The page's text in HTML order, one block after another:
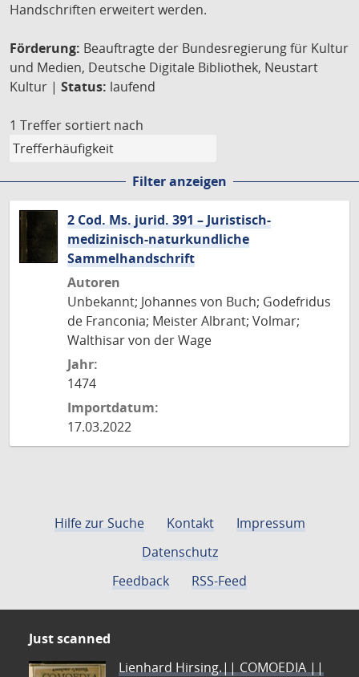
Handschriften erweitert werden.
Förderung: Beauftragte der Bundesregierung für Kultur
und Medien, Deutsche Digitale Bibliothek, Neustart
Kultur | Status: laufend
1 Treffer sortiert nach
Filter anzeigen
2 Cod. Ms. jurid. 391 – Juristisch-
medizinisch-naturkundliche
Sammelhandschrift
Autoren
Unbekannt; Johannes von Buch; Godefridus
de Franconia; Meister Albrant; Volmar;
Walthisar von der Wage
Jahr:
1474
Importdatum:
17.03.2022
Hilfe zur Suche Kontakt
Impressum
Datenschutz
Feedback
RSS-Feed
Just scanned
Lienhard Hirsing.|| COMOEDIA ||